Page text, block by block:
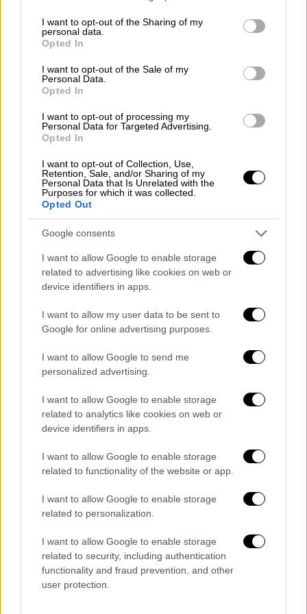
not limited to your visit or usage behaviour. You may click to
grant or deny consent to Google and its third-party tags to
use your data for below specified purposes in below Google
consent section.
I want to opt-out of the Sharing of my
personal data.
Opted In
I want to opt-out of the Sale of my
Personal Data.
Opted In
I want to opt-out of processing my
Personal Data for Targeted Advertising.
Opted In
I want to opt-out of Collection, Use,
Retention, Sale, and/or Sharing of my
Personal Data that Is Unrelated with the
Purposes for which it was collected.
Opted Out
Google consents
I want to allow Google to enable storage
related to advertising like cookies on web or
device identifiers in apps.
I want to allow my user data to be sent to
Google for online advertising purposes.
I want to allow Google to send me
personalized advertising.
I want to allow Google to enable storage
related to analytics like cookies on web or
device identifiers in apps.
I want to allow Google to enable storage
related to functionality of the website or app.
I want to allow Google to enable storage
related to personalization.
I want to allow Google to enable storage
related to security, including authentication
functionality and fraud prevention, and other
user protection.
Η νέα σύνθεση του υπουργικού
συμβουλίου του Λεκορνί
Το νέο υπουργικό συμβούλιο, που
ανακοίνωσε το βράδυ της Κυριακής,
τεχνοκράτες, οι περισσότεροι από τους
οποίους προέρχονται από την κοινωνία των
πολιτών και είναι μάλλον άγνωστοι στο ευρύ
κοινό. Πρωθυπουργός παραμένει ο
Αυτή τη φορά, το νέο κυβερνητικό σχήμα
σχηματίστηκε επειγόντως και ενδέχεται να
έχει βραχύβια θητεία, ωστόσο στόχος είναι
να υποβληθεί εγκαίρως το σχέδιο
Το νέο κυβερνητικό σχήμα περιλαμβάνει
σημαντικές αλλαγές σε καίρια χαρτοφυλάκια
όπως η Οικονομία, η Άμυνα, η Οικολογία και η
Παιδεία, ενώ η σύνθεσή του αποτυπώνει
διαφορετικά ρεύματα. Ο Ρολάν Λεσκίρ,
στενός συνεργάτης του Μακρόν,
αναλαμβάνει το υπουργείο Οικονομίας, ο
Ζεράλντ Νταρμανένεπιστρέφει στο
υπουργείο Δικαιοσύνης, η Κατρίν Βοτρίν
μετακινείται στο υπουργείο Άμυνας και η
Μονίκ Μπαρμπί αναλαμβάνει το κρίσιμο
χαρτοφυλάκιο της Οικολογικής Μετάβασης.